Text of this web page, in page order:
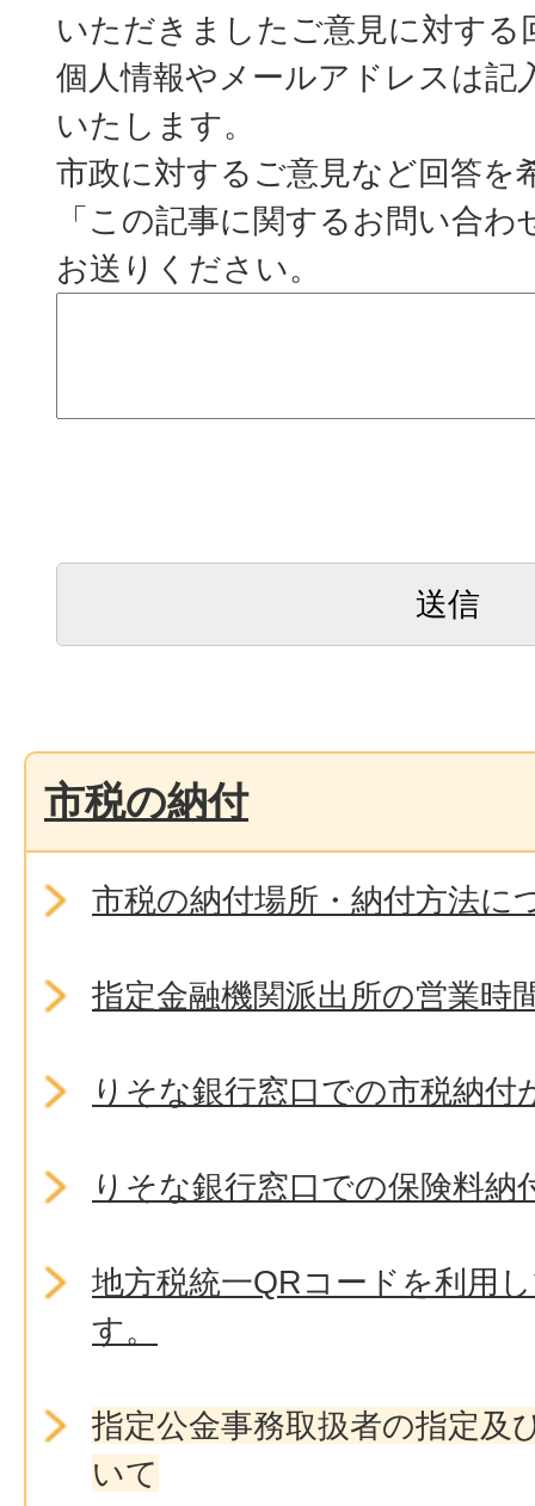
いただきましたご意見に対する
個人情報やメールアドレスは記
いたします。
市政に対するご意見など回答を
「この記事に関するお問い合
お送りください。
市税の納付
市税の納付場所・納付方法に
指定金融機関派出所の営業時
りそな銀行窓口での市税納付
りそな銀行窓口での保険料納
地方税統一QRコードを利用
す。
指定公金事務取扱者の指定及
いて